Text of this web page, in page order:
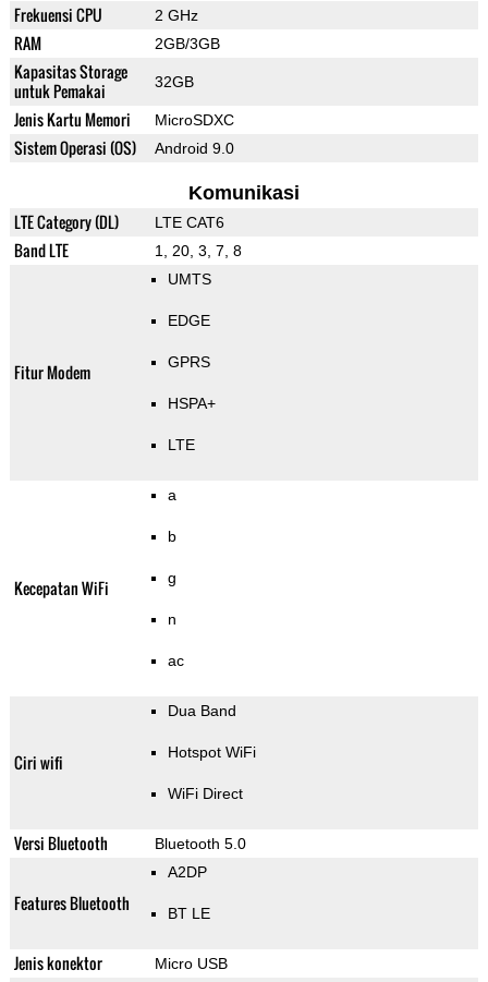
Frekuensi CPU 2 GHz
RAM 2GB/3GB
Kapasitas Storage
untuk Pemakai
32GB
Jenis Kartu Memori MicroSDXC
Sistem Operasi (OS) Android 9.0
Komunikasi
LTE Category (DL) LTE CAT6
Band LTE 1, 20, 3, 7, 8
Fitur Modem
UMTS
EDGE
GPRS
HSPA+
LTE
Kecepatan WiFi
a
b
g
n
ac
Ciri wifi
Dua Band
Hotspot WiFi
WiFi Direct
Versi Bluetooth Bluetooth 5.0
Features Bluetooth
A2DP
BT LE
Jenis konektor Micro USB